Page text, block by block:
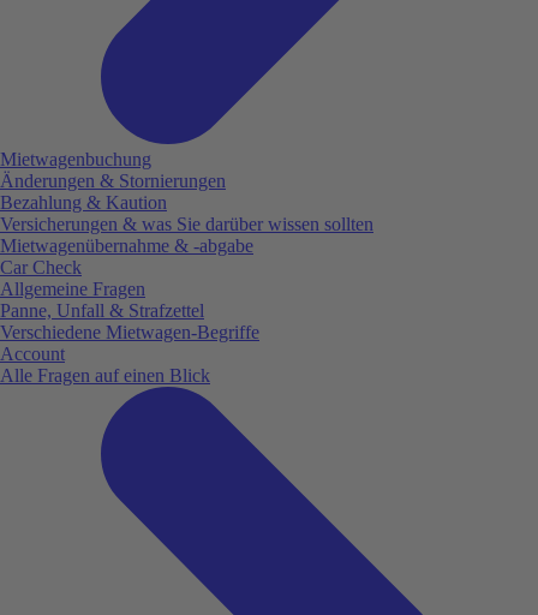
Mietwagenbuchung
Änderungen & Stornierungen
Bezahlung & Kaution
Versicherungen & was Sie darüber wissen sollten
Mietwagenübernahme & -abgabe
Car Check
Allgemeine Fragen
Panne, Unfall & Strafzettel
Verschiedene Mietwagen-Begriffe
Account
Alle Fragen auf einen Blick